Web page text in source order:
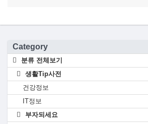
Category
분류 전체보기
생활Tip사전
건강정보
IT정보
부자되세요